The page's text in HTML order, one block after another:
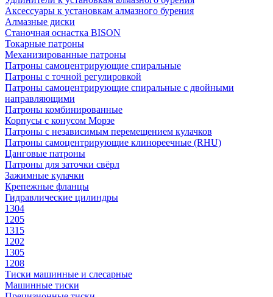
Аксессуары к установкам алмазного бурения
Алмазные диски
Станочная оснастка BISON
Токарные патроны
Механизированные патроны
Патроны самоцентрирующие спиральные
Патроны с точной регулировкой
Патроны самоцентрирующие спиральные с двойными
направляющими
Патроны комбинированные
Корпусы с конусом Морзе
Патроны с независимым перемещением кулачков
Патроны самоцентрирующие клинореечные (RHU)
Цанговые патроны
Патроны для заточки свёрл
Зажимные кулачки
Крепежные фланцы
Гидравлические цилиндры
1304
1205
1315
1202
1305
1208
Тиски машинные и слесарные
Машинные тиски